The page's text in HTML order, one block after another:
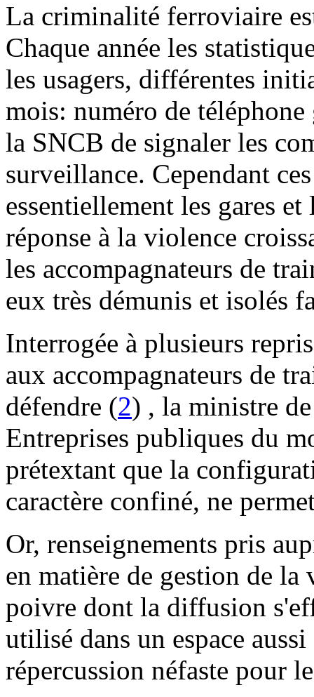
La criminalité ferroviaire
Chaque année les
les usagers, différentes
mois: numéro de
la SNCB de signaler les
surveillance. Cependant
essentiellement les gares
réponse à la violence
les accompagnateurs de
eux très démunis et isolés
Interrogée à plusieurs
aux accompagnateurs de
défendre (2) , la ministre
Entreprises publiques du
prétextant que la
caractère confiné, ne
Or, renseignements pris
en matière de gestion de
poivre dont la diffusion
utilisé dans un espace
répercussion néfaste pour